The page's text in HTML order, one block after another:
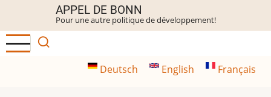
contenu
principal
APPEL DE BONN
Pour une autre politique de développement!
Deutsch English Français